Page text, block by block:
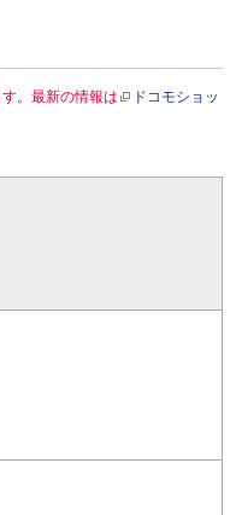
。最新の情報は
ドコモショッ